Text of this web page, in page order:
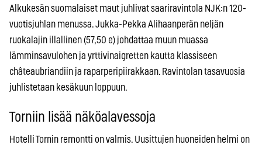
Alkukesän suomalaiset maut juhlivat saariravintola NJK:n 120-
vuotisjuhlan menussa. Jukka-Pekka Alihaanperän neljän
ruokalajin illallinen (57,50 e) johdattaa muun muassa
lämminsavulohen ja yrttivinaigretten kautta klassiseen
châteaubriandiin ja raparperipiirakkaan. Ravintolan tasavuosia
juhlistetaan kesäkuun loppuun.
Torniin lisää näköalavessoja
Hotelli Tornin remontti on valmis. Uusittujen huoneiden helmi on